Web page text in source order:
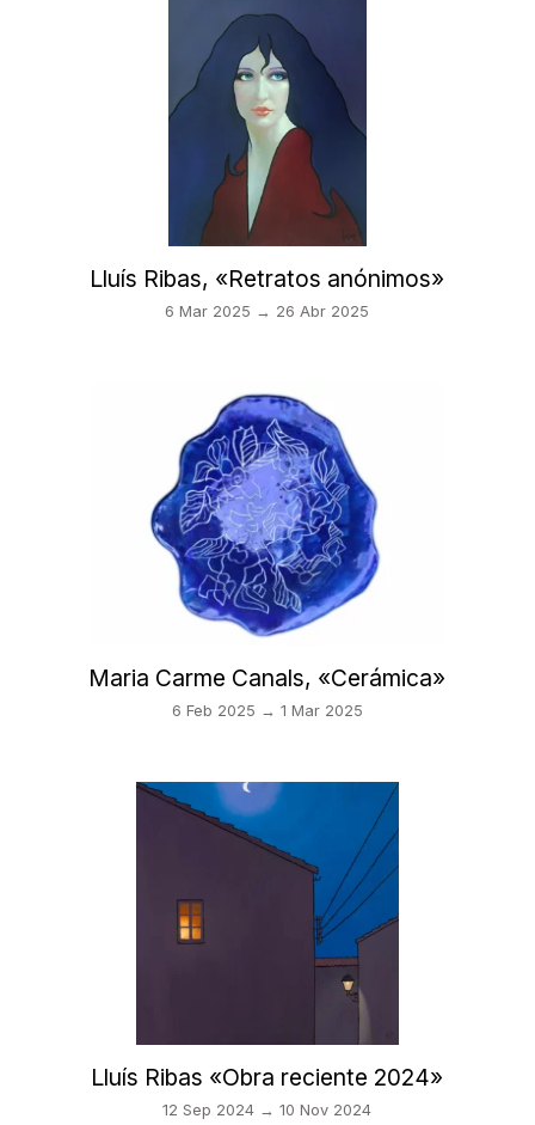
Lluís Ribas, «Retratos anónimos»
6 Mar 2025 → 26 Abr 2025
Maria Carme Canals, «Cerámica»
6 Feb 2025 → 1 Mar 2025
Lluís Ribas «Obra reciente 2024»
12 Sep 2024 → 10 Nov 2024